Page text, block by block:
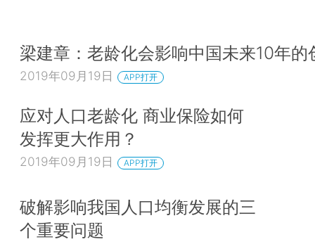
梁建章：老龄化会影响中国未来10年的
2019年09月19日 APP打开
应对人口老龄化 商业保险如何
发挥更大作用？
2019年09月19日 APP打开
破解影响我国人口均衡发展的三
个重要问题